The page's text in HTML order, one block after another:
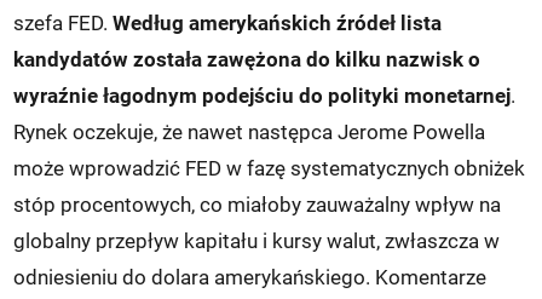
szefa FED.Według amerykańskich źródeł lista
kandydatów została zawężona do kilku nazwisk o
wyraźnie łagodnym podejściu do polityki monetarnej.
Rynek oczekuje, że nawet następca Jerome Powella
może wprowadzić FED w fazę systematycznych obniżek
stóp procentowych, co miałoby zauważalny wpływ na
globalny przepływ kapitału i kursy walut, zwłaszcza w
odniesieniu do dolara amerykańskiego. Komentarze